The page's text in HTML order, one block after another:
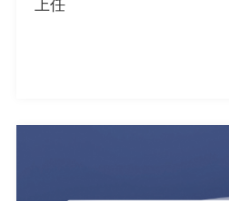
上任